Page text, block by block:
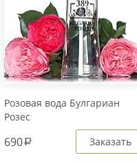
Розовая вода Булгариан
Розес
690a Заказать